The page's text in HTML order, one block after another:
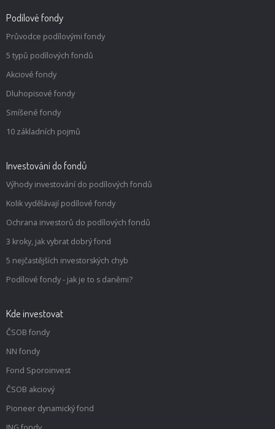
Podílové fondy
Průvodce podílovými fondy
5 typů podílových fondů
Akciové fondy
Dluhopisové fondy
Smíšené fondy
10 základních pojmů
Investování do fondů
Výhody investování do podílových fondů
Kolik vydělávají podílové fondy
Ochrana investorů do podílových fondů
3 kroky, jak vybrat dobrý fond
5 nejčastějších investorských chyb
Podílové fondy - jak je to s daněmi?
Kde investovat
ČSOB fondy
NN fondy
Fond Sporoinvest
ČSOB akciový
Pioneer dynamický fond